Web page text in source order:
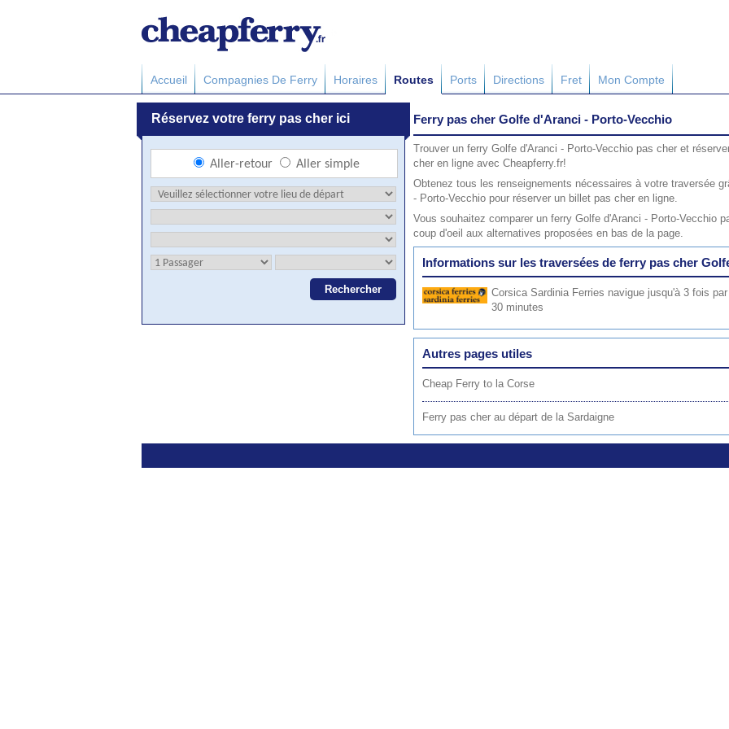
Accueil Compagnies De Ferry Horaires Routes Ports Directions Fret Mon Compte
Ferry pas cher Golfe d'Aranci - Porto-Vecchio
Trouver un ferry Golfe d'Aranci - Porto-Vecchio pas cher et
cher en ligne avec Cheapferry.fr!
Obtenez tous les renseignements nécessaires à votre traversée
- Porto-Vecchio pour réserver un billet pas cher en ligne.
Vous souhaitez comparer un ferry Golfe d'Aranci - Porto-Vecchio
coup d'oeil aux alternatives proposées en bas de la page.
Informations sur les traversées de ferry pas cher
Corsica Sardinia Ferries navigue jusqu'à 3 fois
30 minutes
Autres pages utiles
Cheap Ferry to la Corse
Ferry pas cher au départ de la Sardaigne